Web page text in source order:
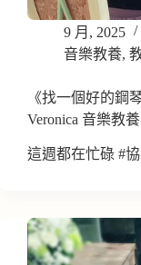
9 月, 2025
音樂教養,
《找一個好的鋼
Veronica 音樂教
這週都在忙碌 #